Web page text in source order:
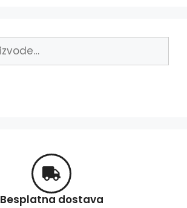
Besplatna dostava